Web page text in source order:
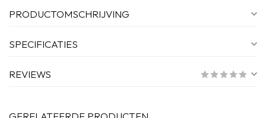
PRODUCTOMSCHRIJVING
SPECIFICATIES
REVIEWS